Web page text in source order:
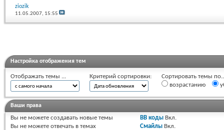
ziozik
11.05.2007, 15:55
Настройка отображения тем
Отображать темы ... Критерий сортировки:
Сортировать темы
возрастанию
Ваши права
Вы не можете создавать новые темы
Вы не можете отвечать в темах
BB коды Вкл.
Смайлы Вкл.